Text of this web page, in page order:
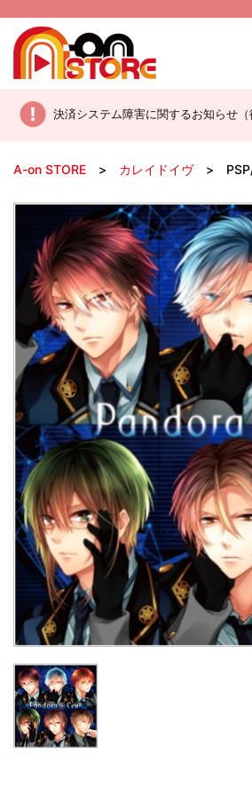
決済システム障害に関するお知らせ（
A-on STORE カレイドイヴ